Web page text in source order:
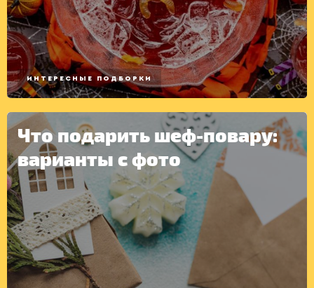
ИНТЕРЕСНЫЕ ПОДБОРКИ
Что подарить шеф-повару:
варианты с фото